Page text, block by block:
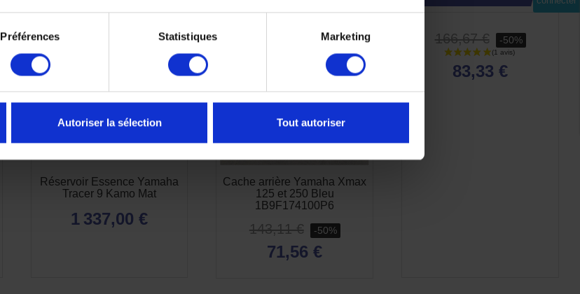
Préférences Statistiques Marketing
Autoriser la sélection Tout autoriser
Réservoir Essence Yamaha
Tracer 9 Kamo Mat
1 337,00 €
Cache arrière Yamaha Xmax
125 et 250 Bleu
1B9F174100P6
143,11 € -50%
71,56 €
166,67 € -50%
83,33 €